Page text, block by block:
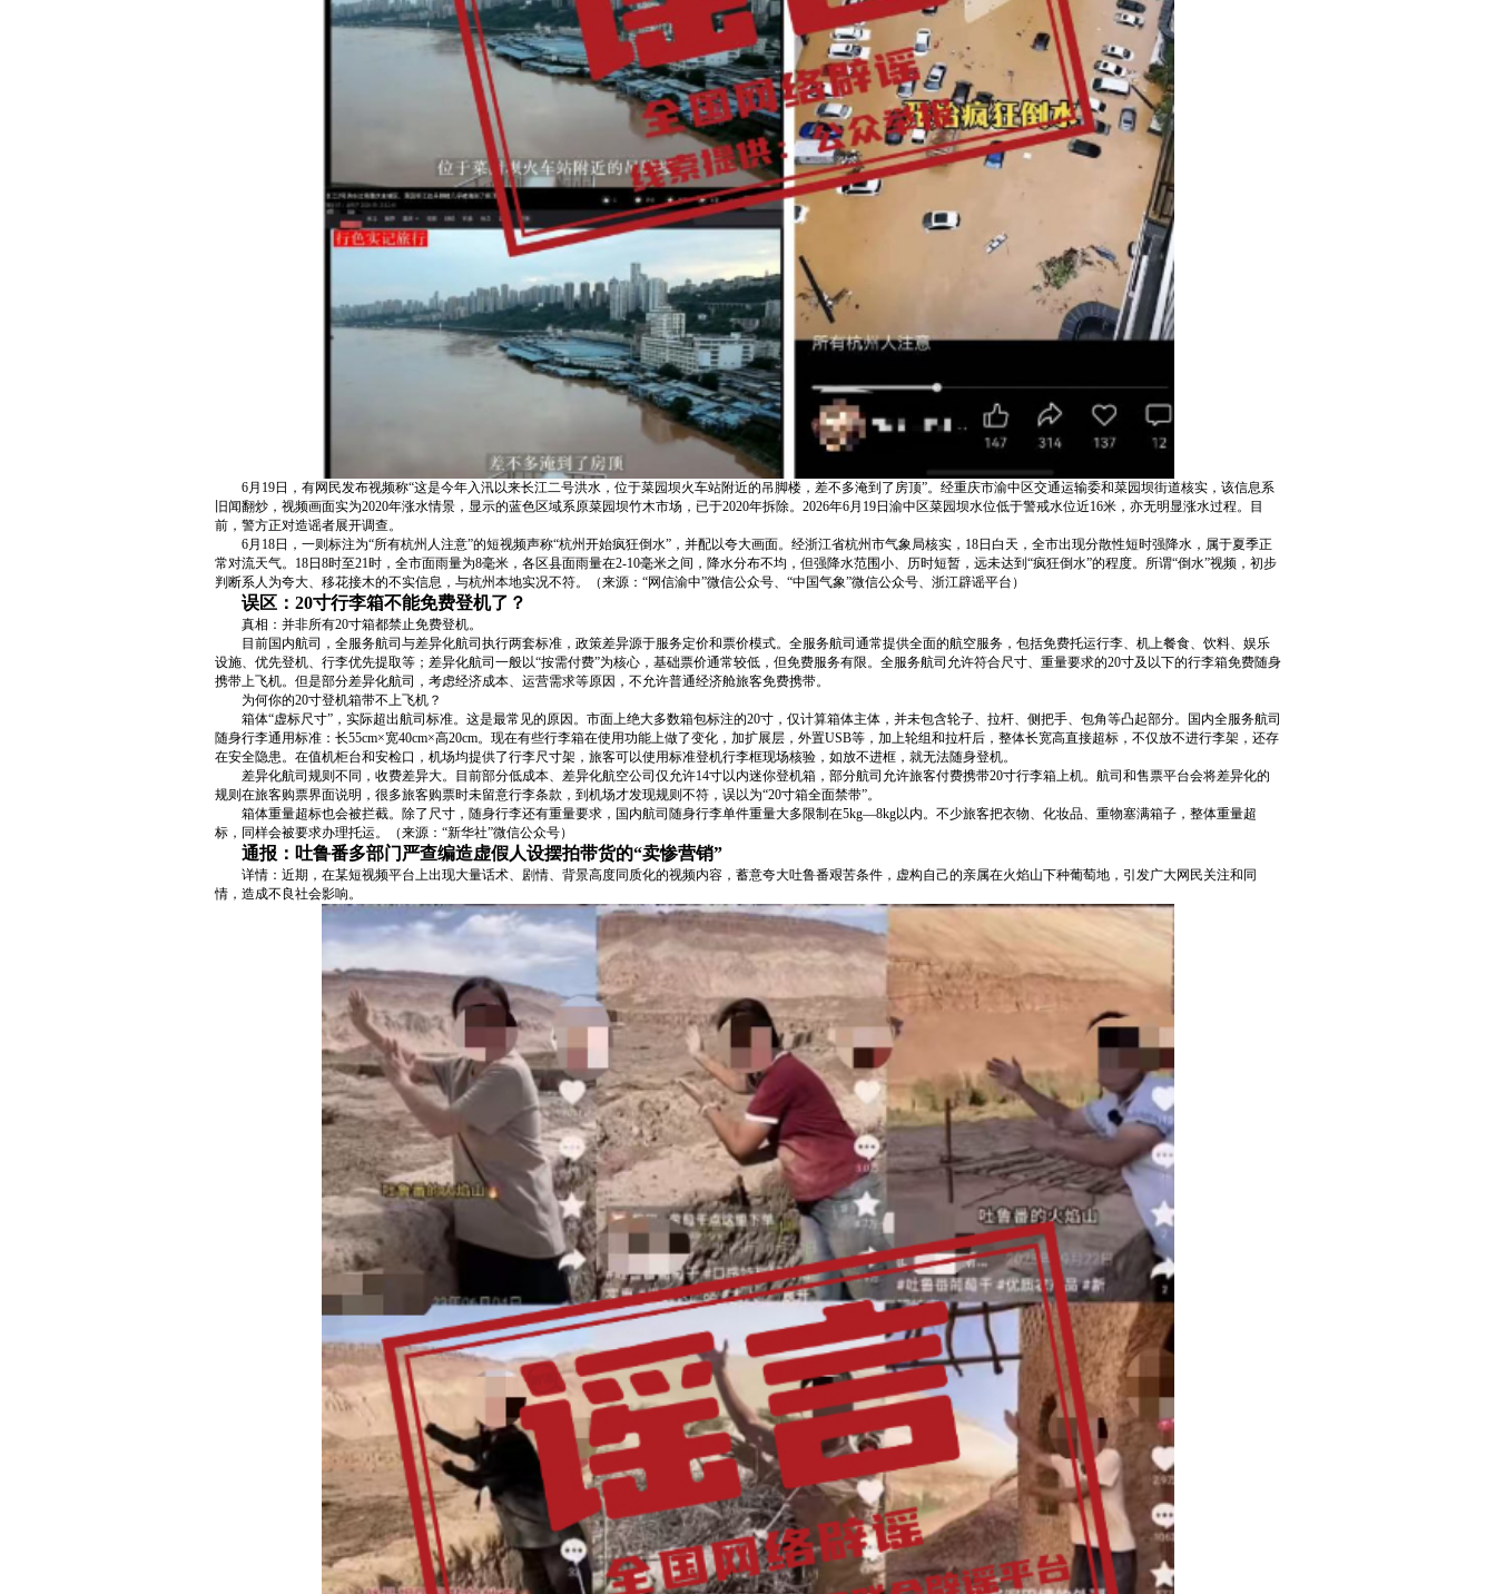
6月19日，有网民发布视频称“这是今年入汛以来长江二号洪水，位于菜园坝火车站附近的吊脚楼，差不多淹到了房顶”。经重庆市渝中区交通运输委和菜园坝街道核实，该信息系
旧闻翻炒，视频画面实为2020年涨水情景，显示的蓝色区域系原菜园坝竹木市场，已于2020年拆除。2026年6月19日渝中区菜园坝水位低于警戒水位近16米，亦无明显涨水过程。目
前，警方正对造谣者展开调查。
6月18日，一则标注为“所有杭州人注意”的短视频声称“杭州开始疯狂倒水”，并配以夸大画面。经浙江省杭州市气象局核实，18日白天，全市出现分散性短时强降水，属于夏季正
常对流天气。18日8时至21时，全市面雨量为8毫米，各区县面雨量在2-10毫米之间，降水分布不均，但强降水范围小、历时短暂，远未达到“疯狂倒水”的程度。所谓“倒水”视频，初步
判断系人为夸大、移花接木的不实信息，与杭州本地实况不符。（来源：“网信渝中”微信公众号、“中国气象”微信公众号、浙江辟谣平台）
误区：20寸行李箱不能免费登机了？
真相：并非所有20寸箱都禁止免费登机。
目前国内航司，全服务航司与差异化航司执行两套标准，政策差异源于服务定价和票价模式。全服务航司通常提供全面的航空服务，包括免费托运行李、机上餐食、饮料、娱乐
设施、优先登机、行李优先提取等；差异化航司一般以“按需付费”为核心，基础票价通常较低，但免费服务有限。全服务航司允许符合尺寸、重量要求的20寸及以下的行李箱免费随身
携带上飞机。但是部分差异化航司，考虑经济成本、运营需求等原因，不允许普通经济舱旅客免费携带。
为何你的20寸登机箱带不上飞机？
箱体“虚标尺寸”，实际超出航司标准。这是最常见的原因。市面上绝大多数箱包标注的20寸，仅计算箱体主体，并未包含轮子、拉杆、侧把手、包角等凸起部分。国内全服务航司
随身行李通用标准：长55cm×宽40cm×高20cm。现在有些行李箱在使用功能上做了变化，加扩展层，外置USB等，加上轮组和拉杆后，整体长宽高直接超标，不仅放不进行李架，还存
在安全隐患。在值机柜台和安检口，机场均提供了行李尺寸架，旅客可以使用标准登机行李框现场核验，如放不进框，就无法随身登机。
差异化航司规则不同，收费差异大。目前部分低成本、差异化航空公司仅允许14寸以内迷你登机箱，部分航司允许旅客付费携带20寸行李箱上机。航司和售票平台会将差异化的
规则在旅客购票界面说明，很多旅客购票时未留意行李条款，到机场才发现规则不符，误以为“20寸箱全面禁带”。
箱体重量超标也会被拦截。除了尺寸，随身行李还有重量要求，国内航司随身行李单件重量大多限制在5kg—8kg以内。不少旅客把衣物、化妆品、重物塞满箱子，整体重量超
标，同样会被要求办理托运。（来源：“新华社”微信公众号）
通报：吐鲁番多部门严查编造虚假人设摆拍带货的“卖惨营销”
详情：近期，在某短视频平台上出现大量话术、剧情、背景高度同质化的视频内容，蓄意夸大吐鲁番艰苦条件，虚构自己的亲属在火焰山下种葡萄地，引发广大网民关注和同
情，造成不良社会影响。